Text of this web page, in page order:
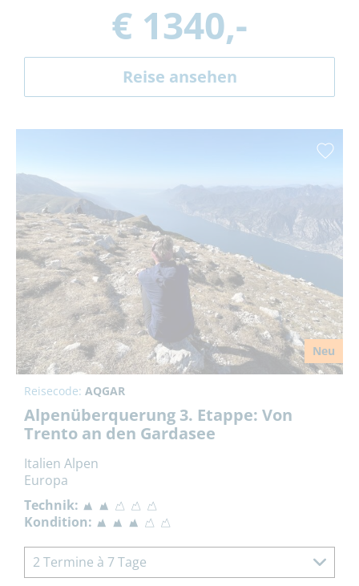
€ 1340,-
Reise ansehen
Neu
Reisecode: AQGAR
Alpenüberquerung 3. Etappe: Von
Trento an den Gardasee
Italien Alpen
Europa
Technik:
Kondition:
2 Termine à 7 Tage